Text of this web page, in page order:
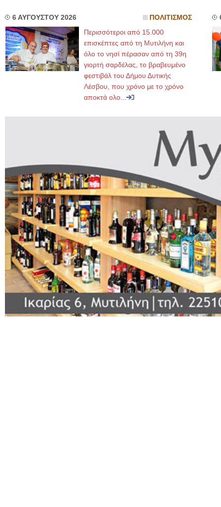
6 ΑΥΓΟΥΣΤΟΥ 2026 ΠΟΛΙΤΙΣΜΟΣ
Περισσότεροι από 15.000
επισκέπτες από τη Μυτιλήνη και
όλο το νησί πέρασαν από τη 39η
γιορτή σαρδέλας, το βραβευμένο
φεστιβάλ του Δήμου Δυτικής
Λέσβου, που χρόνο με το χρόνο
αποκτά ολο...